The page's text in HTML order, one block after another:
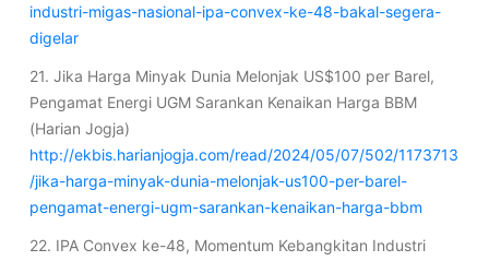
industri-migas-nasional-ipa-convex-ke-48-bakal-segera-
digelar
21. Jika Harga Minyak Dunia Melonjak US$100 per Barel,
Pengamat Energi UGM Sarankan Kenaikan Harga BBM
(Harian Jogja)
http://ekbis.harianjogja.com/read/2024/05/07/502/1173713
/jika-harga-minyak-dunia-melonjak-us100-per-barel-
pengamat-energi-ugm-sarankan-kenaikan-harga-bbm
22. IPA Convex ke-48, Momentum Kebangkitan Industri